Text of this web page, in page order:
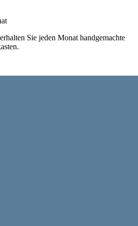
Sie jeden Monat handgemachte